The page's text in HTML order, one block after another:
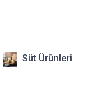
Süt Ürünleri